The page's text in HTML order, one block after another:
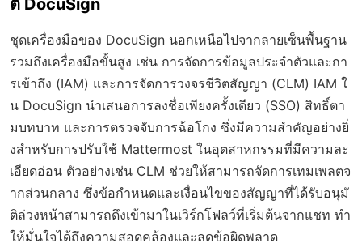
ชุดเครื่องมือของ DocuSign นอกเหนือไปจากลายเซ็นพื้นฐาน
รวมถึงเครื่องมือขั้นสูง เช่น การจัดการข้อมูลประจำตัวและกา
รเข้าถึง (IAM) และการจัดการวงจรชีวิตสัญญา (CLM) IAM ใ
น DocuSign นำเสนอการลงชื่อเพียงครั้งเดียว (SSO) สิทธิ์ตา
มบทบาท และการตรวจจับการฉ้อโกง ซึ่งมีความสำคัญอย่างยิ่
งสำหรับการปรับใช้ Mattermost ในอุตสาหกรรมที่มีความละ
เอียดอ่อน ตัวอย่างเช่น CLM ช่วยให้สามารถจัดการเทมเพลตจ
ากส่วนกลาง ซึ่งข้อกำหนดและเงื่อนไขของสัญญาที่ได้รับอนุมั
ติล่วงหน้าสามารถดึงเข้ามาในเวิร์กโฟลว์ที่เริ่มต้นจากแชท ทำ
ให้มั่นใจได้ถึงความสอดคล้องและลดข้อผิดพลาด